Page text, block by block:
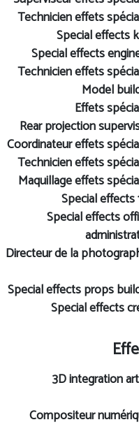
Technicien effets
Special effects
Special effects
Technicien effets
Model
Effets
Rear projection
Coordinateur effets
Technicien effets
Maquillage effets
Special effects
Special effects
Directeur de la
Special effects props
Special effects
3D integration
Compositeur